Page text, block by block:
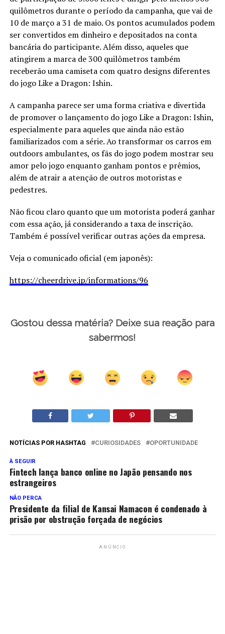
quilômetros durante o período da campanha, que vai de
10 de março a 31 de maio. Os pontos acumulados podem
ser convertidos em dinheiro e depositados na conta
bancária do participante. Além disso, aqueles que
atingirem a marca de 300 quilômetros também
receberão uma camiseta com quatro designs diferentes
do jogo Like a Dragon: Ishin.
A campanha parece ser uma forma criativa e divertida
de promover o lançamento do jogo Like a Dragon: Ishin,
especialmente para aqueles que ainda não estão
familiarizados com a série. Ao transformar os carros em
outdoors ambulantes, os fãs do jogo podem mostrar seu
amor pelo jogo enquanto ganham pontos e prêmios,
além de atrair a atenção de outros motoristas e
pedestres.
Não ficou claro quanto que um motorista poderá ganhar
com essa ação, já considerando a taxa de inscrição.
Também é possível verificar outras ações da empresa.
Veja o comunicado oficial (em japonês):
https://cheerdrive.jp/informations/96
Gostou dessa matéria? Deixe sua reação para
sabermos!
NOTÍCIAS POR HASHTAG CURIOSIDADES OPORTUNIDADE
À SEGUIR
Fintech lança banco online no Japão pensando nos
estrangeiros
NÃO PERCA
Presidente da filial de Kansai Namacon é condenado à
prisão por obstrução forçada de negócios
ANÚNCIO